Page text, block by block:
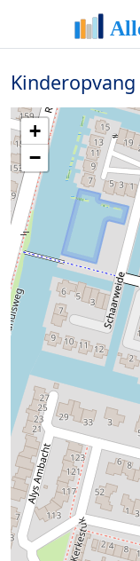
Kinderopvang
+
−